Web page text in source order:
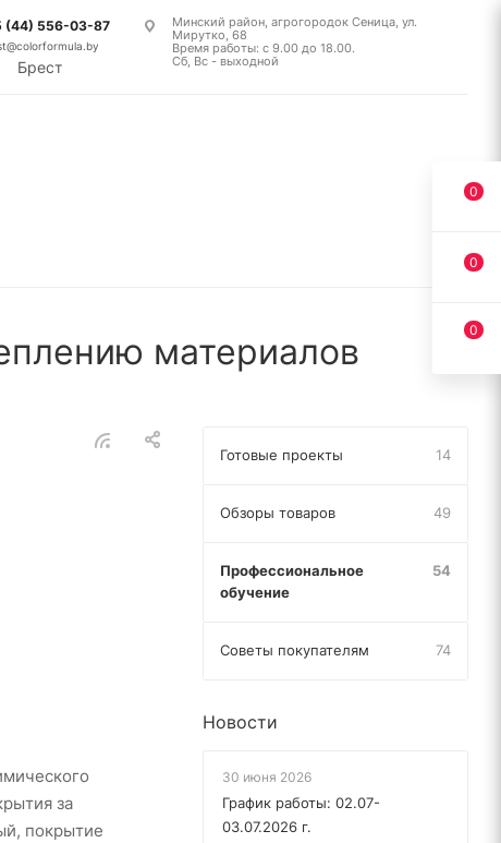
(44) 556-03-87
Брест
Минский район, агрогородок Сеница, ул.
Мирутко, 68
Время работы: с 9.00 до 18.00.
Сб, Вс - выходной
материалов
за
покрытие
Готовые проекты 14
Обзоры товаров 49
Профессиональное
обучение
54
Советы покупателям 74
Новости
30 июня 2026
График работы: 02.07-
03.07.2026 г.
0
0
0